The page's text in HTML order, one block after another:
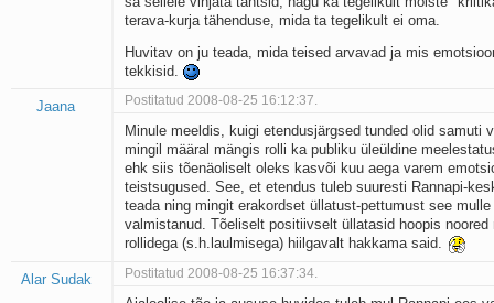
terava-kurja tähenduse, mida ta tegelikult ei oma.
Huvitav on ju teada, mida teised arvavad ja mis
tekkisid.
Jaana Postitatud 2008-08-25 16:12:37.
Minule meeldis, kuigi etendusjärgsed tunded olid samuti
mingil määral mängis rolli ka publiku üleüldine
ehk siis tõenäoliselt oleks kasvõi kuu aega varem
teistsugused. See, et etendus tuleb suuresti Rannapi-
teada ning mingit erakordset üllatust-pettumust see
valmistanud. Tõeliselt positiivselt üllatasid hoopis noored
rollidega (s.h.laulmisega) hiilgavalt hakkama said.
Alar Sudak Postitatud 2008-08-25 16:37:34.